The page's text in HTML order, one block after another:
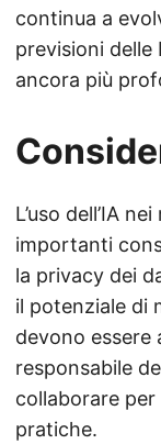
continua a
previsioni delle
ancora più
L’uso dell’IA
importanti
la privacy dei
il potenziale di
devono
responsabile
collaborare
pratiche.